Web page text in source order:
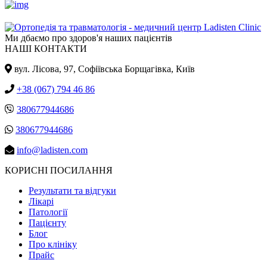
Ми дбаємо про здоров'я наших пацієнтів
НАШІ КОНТАКТИ
вул. Лісова, 97, Cофіївська Борщагівка, Київ
+38 (067) 794 46 86
380677944686
380677944686
info@ladisten.com
КОРИСНІ ПОСИЛАННЯ
Результати та відгуки
Лікарі
Патології
Пацієнту
Блог
Про клініку
Прайс